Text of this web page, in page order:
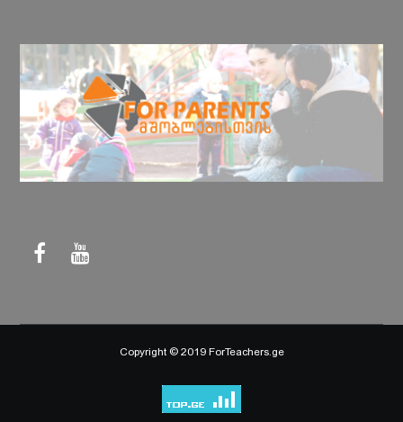
Copyright © 2019 ForTeachers.ge